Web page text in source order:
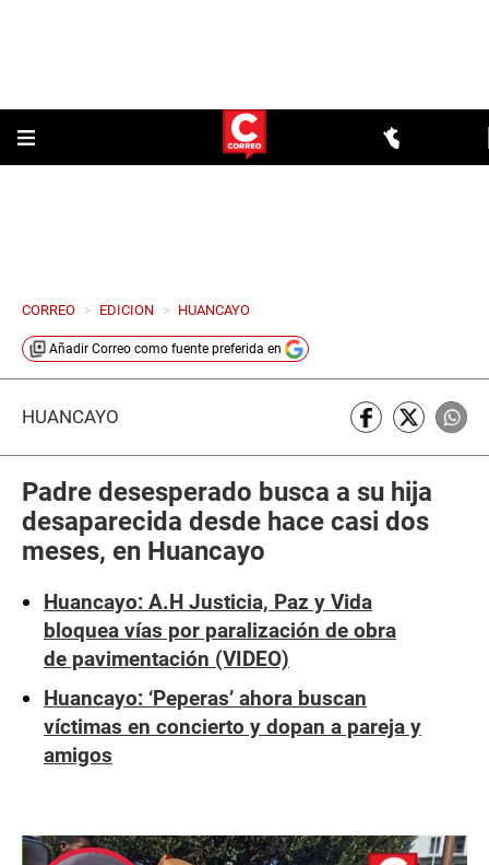
CORREO > EDICION > HUANCAYO
Añadir Correo como fuente preferida en
HUANCAYO
Padre desesperado busca a su hija
desaparecida desde hace casi dos
meses, en Huancayo
Huancayo: A.H Justicia, Paz y Vida
bloquea vías por paralización de obra
de pavimentación (VIDEO)
Huancayo: ‘Peperas’ ahora buscan
víctimas en concierto y dopan a pareja y
amigos